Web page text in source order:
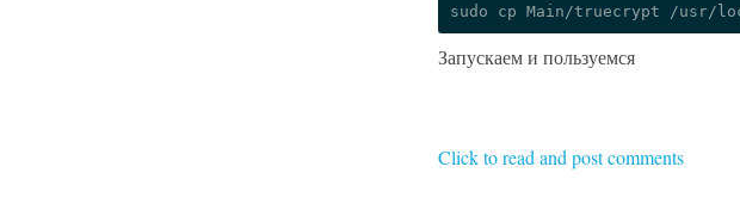
sudo cp Main/truecrypt
Запускаем и пользуемся
Click to read and post comments